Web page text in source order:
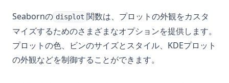
Seabornの displot 関数は、プロットの外観をカスタ
マイズするためのさまざまなオプションを提供します。
プロットの色、ビンのサイズとスタイル、KDEプロット
の外観などを制御することができます。